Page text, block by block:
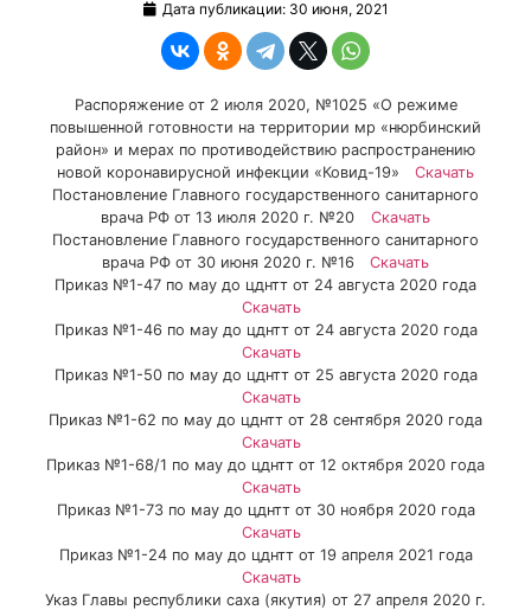
Дата публикации: 30 июня, 2021
Распоряжение от 2 июля 2020, №1025 «О режиме
повышенной готовности на территории мр «нюрбинский
район» и мерах по противодействию распространению
новой коронавирусной инфекции «Ковид-19»
Скачать
Постановление Главного государственного санитарного
врача РФ от 13 июля 2020 г. №20
Скачать
Постановление Главного государственного санитарного
врача РФ от 30 июня 2020 г. №16
Скачать
Приказ №1-47 по мау до цднтт от 24 августа 2020 года
Скачать
Приказ №1-46 по мау до цднтт от 24 августа 2020 года
Скачать
Приказ №1-50 по мау до цднтт от 25 августа 2020 года
Скачать
Приказ №1-62 по мау до цднтт от 28 сентября 2020 года
Скачать
Приказ №1-68/1 по мау до цднтт от 12 октября 2020 года
Скачать
Приказ №1-73 по мау до цднтт от 30 ноября 2020 года
Скачать
Приказ №1-24 по мау до цднтт от 19 апреля 2021 года
Скачать
Указ Главы республики саха (якутия) от 27 апреля 2020 г.